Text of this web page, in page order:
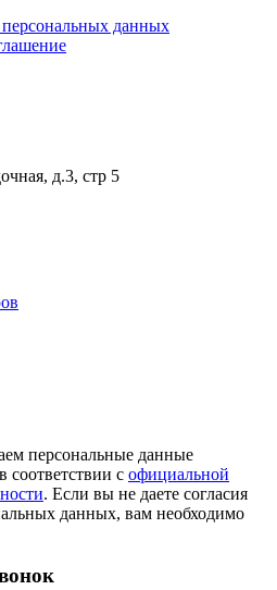
данных
д.3, стр 5
персональные данные
соответствии с официальной
. Если вы не даете согласия
данных, вам необходимо